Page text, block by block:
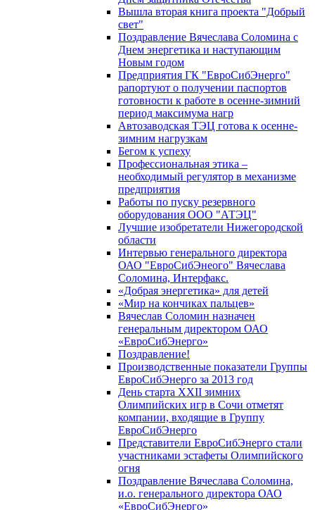
Вышла вторая книга проекта "Добрый
свет"
Поздравление Вячеслава Соломина с
Днем энергетика и наступающим
Новым годом
Предприятия ГК "ЕвроСибЭнерго"
рапортуют о получении паспортов
готовности к работе в осенне-зимний
период максимума нагр
Автозаводская ТЭЦ готова к осенне-
зимним нагрузкам
Бегом к успеху
Профессиональная этика –
необходимый регулятор в механизме
предприятия
Работы по пуску резервного
оборудования ООО "АТЭЦ"
Лучшие изобретатели Нижегородской
области
Интервью генерального директора
ОАО "ЕвроСибЭнеого" Вячеслава
Соломина, Интерфакс.
«Добрая энергетика» для детей
«Мир на кончиках пальцев»
Вячеслав Соломин назначен
генеральным директором ОАО
«ЕвроСибЭнерго»
Поздравление!
Производственные показатели Группы
ЕвроСибЭнерго за 2013 год
День старта XXII зимних
Олимпийских игр в Сочи отметят
компании, входящие в Группу
ЕвроСибЭнерго
Представители ЕвроСибЭнерго стали
участниками эстафеты Олимпийского
огня
Поздравление Вячеслава Соломина,
и.о. генерального директора ОАО
«ЕвроСибЭнерго»